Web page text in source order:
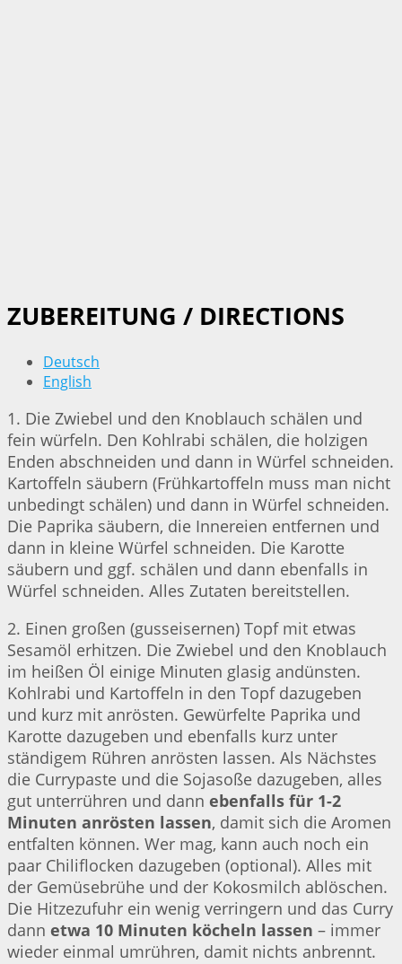
ZUBEREITUNG / DIRECTIONS
Deutsch
English
1. Die Zwiebel und den Knoblauch schälen und
fein würfeln. Den Kohlrabi schälen, die holzigen
Enden abschneiden und dann in Würfel schneiden.
Kartoffeln säubern (Frühkartoffeln muss man nicht
unbedingt schälen) und dann in Würfel schneiden.
Die Paprika säubern, die Innereien entfernen und
dann in kleine Würfel schneiden. Die Karotte
säubern und ggf. schälen und dann ebenfalls in
Würfel schneiden. Alles Zutaten bereitstellen.
2. Einen großen (gusseisernen) Topf mit etwas
Sesamöl erhitzen. Die Zwiebel und den Knoblauch
im heißen Öl einige Minuten glasig andünsten.
Kohlrabi und Kartoffeln in den Topf dazugeben
und kurz mit anrösten. Gewürfelte Paprika und
Karotte dazugeben und ebenfalls kurz unter
ständigem Rühren anrösten lassen. Als Nächstes
die Currypaste und die Sojasoße dazugeben, alles
gut unterrühren und dann ebenfalls für 1-2
Minuten anrösten lassen, damit sich die Aromen
entfalten können. Wer mag, kann auch noch ein
paar Chiliflocken dazugeben (optional). Alles mit
der Gemüsebrühe und der Kokosmilch ablöschen.
Die Hitzezufuhr ein wenig verringern und das Curry
dann etwa 10 Minuten köcheln lassen – immer
wieder einmal umrühren, damit nichts anbrennt.